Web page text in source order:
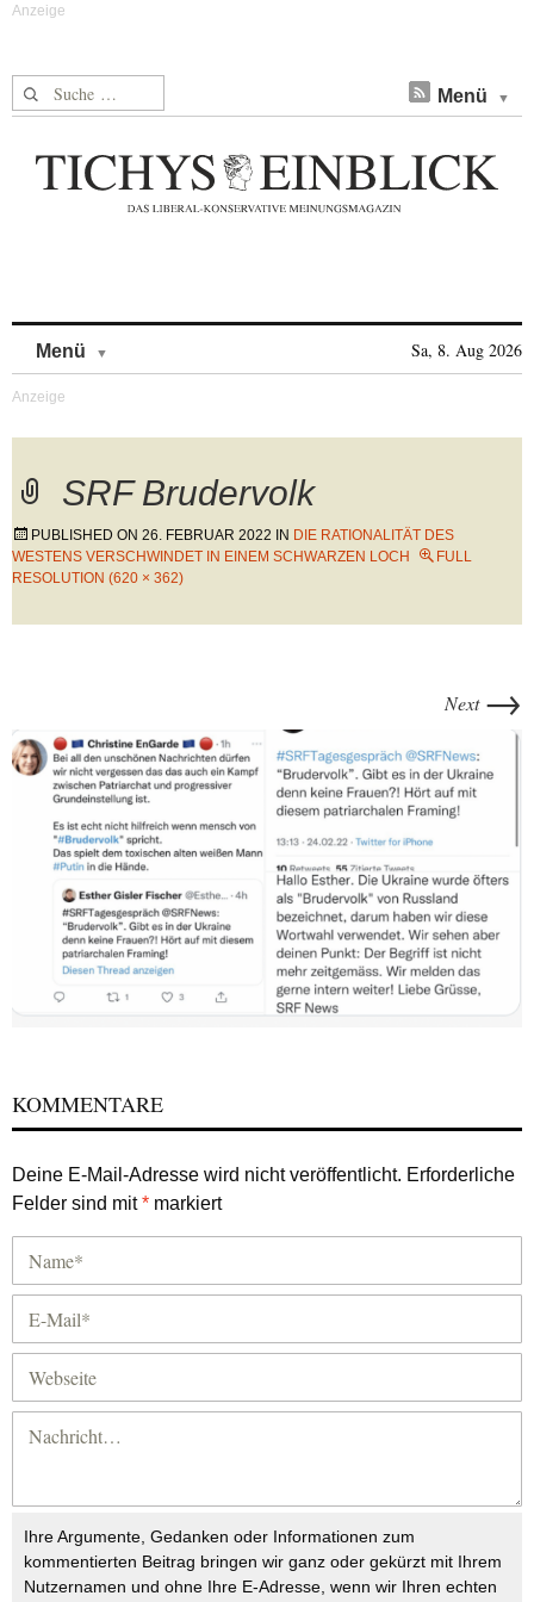
Suche nach: Menü
Menü Sa, 8. Aug 2026
SRF Brudervolk
PUBLISHED ON 26. FEBRUAR 2022 IN DIE RATIONALITÄT DES
WESTENS VERSCHWINDET IN EINEM SCHWARZEN LOCH
FULL
RESOLUTION (620 × 362)
Next →
KOMMENTARE
Deine E-Mail-Adresse wird nicht veröffentlicht. Erforderliche
Felder sind mit* markiert
Ihre Argumente, Gedanken oder Informationen zum
kommentierten Beitrag bringen wir ganz oder gekürzt mit Ihrem
Nutzernamen und ohne Ihre E-Adresse, wenn wir Ihren echten